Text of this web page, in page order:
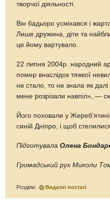
творчої діяльності.
Він бадьоро усміхався і
Лише дружина, діти та
це йому вартувало.
22 липня 2004р. народний
помер внаслідок тяжкої
не стало, то не знала як
мене розрізали навпіл», —
Його поховали у
синій Дніпро, і щоб
ПідготувалаОлена
Громадський рух Миколи
Розділи: Видатні постаті